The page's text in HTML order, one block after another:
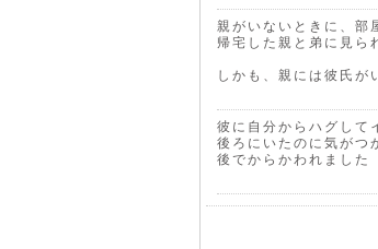
親がいないときに、部
帰宅した親と弟に見ら
しかも、親には彼氏が
彼に自分からハグして
後ろにいたのに気がつ
後でからかわれました